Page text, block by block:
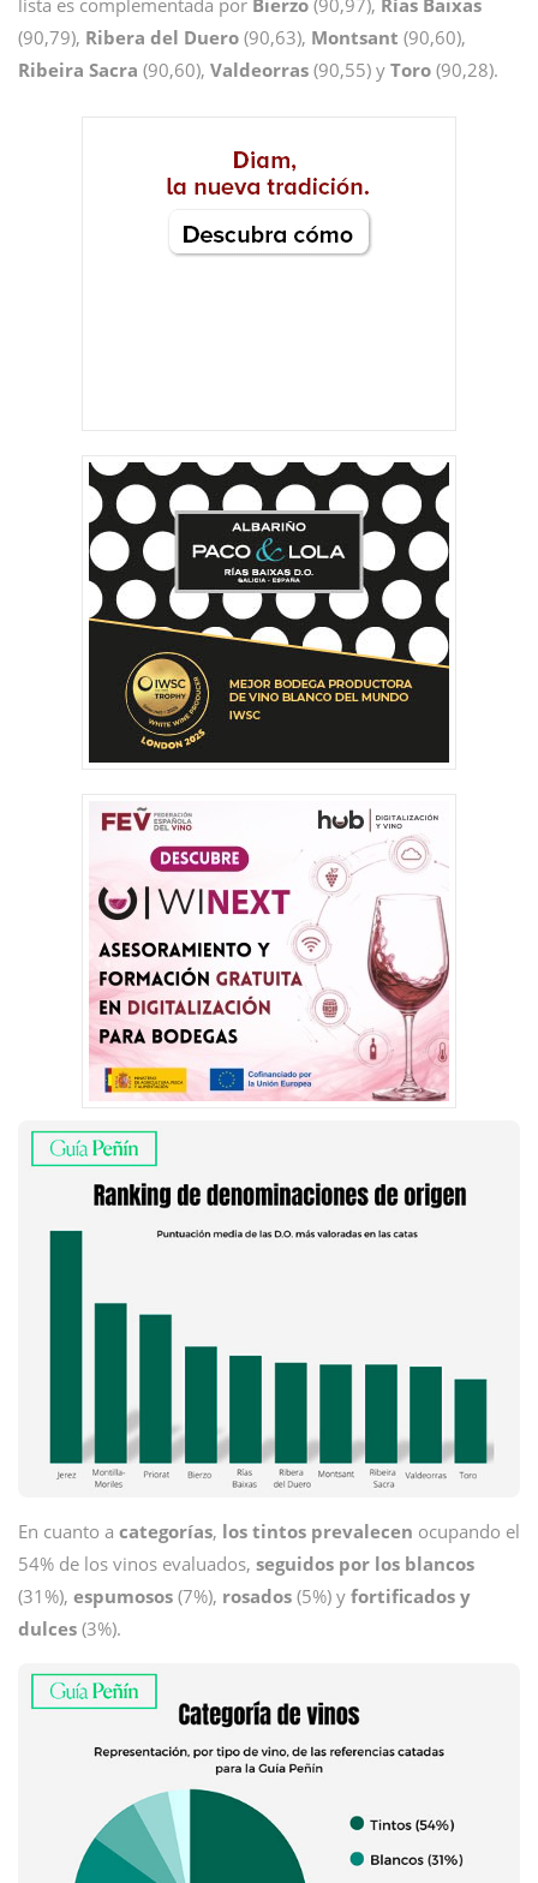
lista es complementada por Bierzo (90,97), Rías Baixas
(90,79), Ribera del Duero (90,63), Montsant (90,60),
Ribeira Sacra (90,60), Valdeorras (90,55) y Toro (90,28).
En cuanto a categorías, los tintos prevalecen ocupando el
54% de los vinos evaluados, seguidos por los blancos
(31%), espumosos (7%), rosados (5%) y fortificados y
dulces (3%).